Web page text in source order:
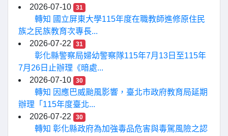
2026-07-10 31
轉知 國立屏東大學115年度在職教師進修原住民
族之民族教育次專長...
2026-07-22
31
彰化縣警察局婦幼警察隊115年7月13日至115年
7月26日止辦理《暗處...
2026-07-10
30
轉知 因應巴威颱風影響，臺北市政府教育局延期
辦理「115年度臺北...
2026-07-22
30
轉知 彰化縣政府為加強毒品危害與毒駕風險之認